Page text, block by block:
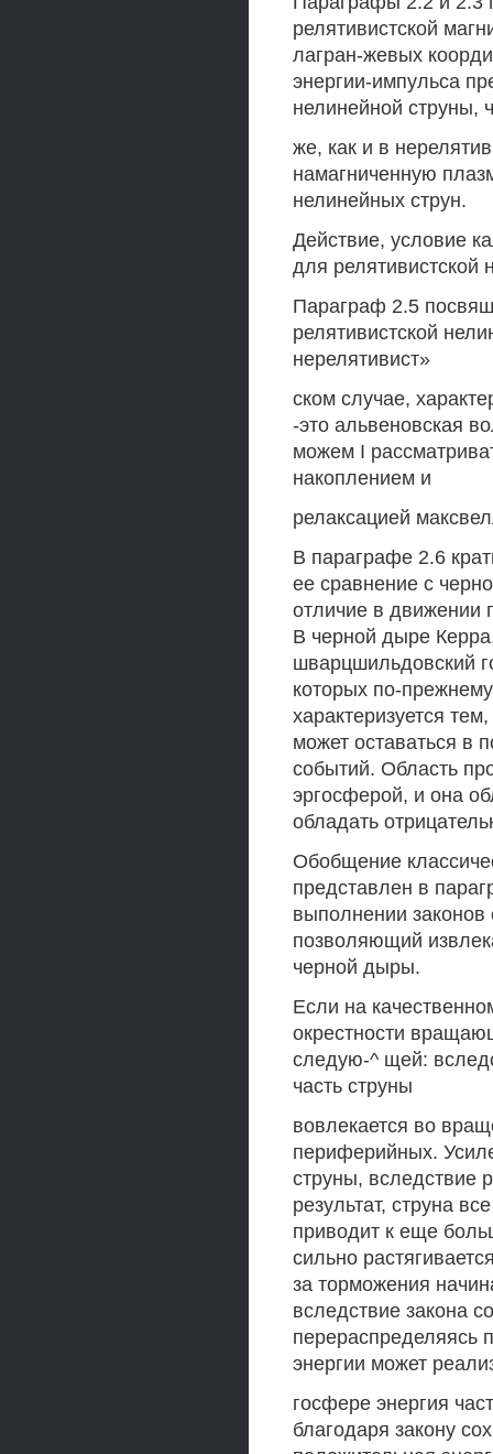
релятивистской
лагран-жевых
энергии-импульса
нелинейной струны,
же, как и в
намагниченную
нелинейных струн.
Действие, условие
для
Параграф 2.5
релятивистской
нерелятивист»
ском случае,
-это альвеновская
можем I
накоплением и
релаксацией
В параграфе 2.6
ее сравнение с
отличие в движении
В черной дыре
шварцшильдовский
которых по-
характеризуется
может оставаться в
событий. Область
эргосферой, и она
обладать
Обобщение
представлен в
выполнении
позволяющий
черной дыры.
Если на
окрестности
следую-^ щей:
часть струны
вовлекается во
периферийных.
струны, вследствие
результат, струна
приводит к еще
сильно
за торможения
вследствие закона
перераспределяясь
энергии может
госфере энергия
благодаря закону